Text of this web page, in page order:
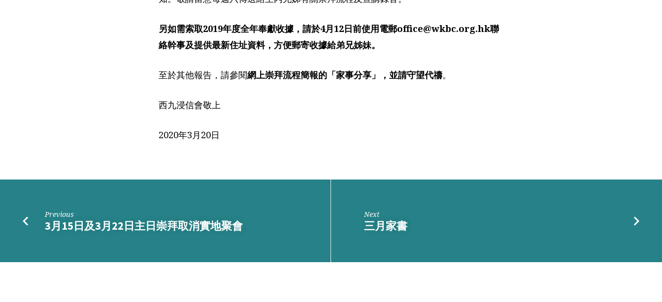
主
崇
取
另如需索取2019年度全年奉獻收據，請於4月12日前使用電郵office@wkbc.org.hk聯
絡幹事及提供最新住址資料，方便郵寄收據給弟兄姊妹。
至於其他報告，請參閱網上崇拜流程簡報的「家事分享」，並請守望代禱。
西九浸信會敬上
2020年3月20日
Previous
3月15日及3月22日主日崇拜取消實地聚會
Next
三月家書